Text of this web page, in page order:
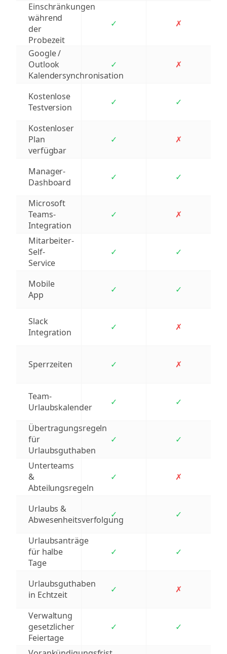
Einschränkungen
während
der
Probezeit
✓ ✗
Google /
Outlook
Kalendersynchronisation
✓ ✗
Kostenlose
Testversion
✓ ✓
Kostenloser
Plan
verfügbar
✓ ✗
Manager-
Dashboard
✓ ✓
Microsoft
Teams-
Integration
✓ ✗
Mitarbeiter-
Self-
Service
✓ ✓
Mobile
App
✓ ✓
Slack
Integration
✓ ✗
Sperrzeiten ✓ ✗
Team-
Urlaubskalender
✓ ✓
Übertragungsregeln
für
Urlaubsguthaben
✓ ✓
Unterteams
&
Abteilungsregeln
✓ ✗
Urlaubs &
Abwesenheitsverfolgung
✓ ✓
Urlaubsanträge
für halbe
Tage
✓ ✓
Urlaubsguthaben
in Echtzeit
✓ ✗
Verwaltung
gesetzlicher
Feiertage
✓ ✓